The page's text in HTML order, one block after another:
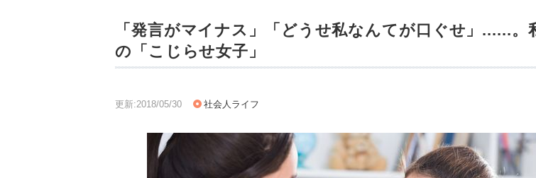
「発言がマイナス」「どうせ私なんてが口ぐせ」......。
の「こじらせ女子」
更新:2018/05/30 社会人ライフ